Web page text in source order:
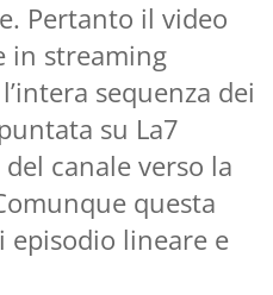
Pertanto il video
in streaming
sequenza dei
su La7
canale verso la
questa
lineare e